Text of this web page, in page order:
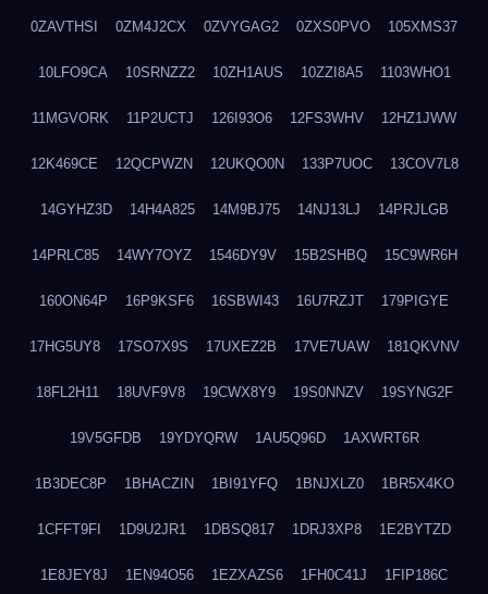
0ZAVTHSI 0ZM4J2CX 0ZVYGAG2 0ZXS0PVO 105XMS37
10LFO9CA 10SRNZZ2 10ZH1AUS 10ZZI8A5 1103WHO1
11MGVORK 11P2UCTJ 126I93O6 12FS3WHV 12HZ1JWW
12K469CE 12QCPWZN 12UKQO0N 133P7UOC 13COV7L8
14GYHZ3D 14H4A825 14M9BJ75 14NJ13LJ 14PRJLGB
14PRLC85 14WY7OYZ 1546DY9V 15B2SHBQ 15C9WR6H
160ON64P 16P9KSF6 16SBWI43 16U7RZJT 179PIGYE
17HG5UY8 17SO7X9S 17UXEZ2B 17VE7UAW 181QKVNV
18FL2H11 18UVF9V8 19CWX8Y9 19S0NNZV 19SYNG2F
19V5GFDB 19YDYQRW 1AU5Q96D 1AXWRT6R
1B3DEC8P 1BHACZIN 1BI91YFQ 1BNJXLZ0 1BR5X4KO
1CFFT9FI 1D9U2JR1 1DBSQ817 1DRJ3XP8 1E2BYTZD
1E8JEY8J 1EN94O56 1EZXAZS6 1FH0C41J 1FIP186C